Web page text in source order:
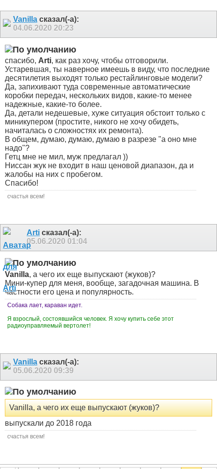
Vanilla сказал(-а):
04.06.2020 20:23
спасибо, Arti, как раз хочу, чтобы отговорили.
Устаревшая, ты наверное имеешь в виду, что последние
десятилетия выходят только рестайлинговые модели?
Да, запихивают туда современные автоматические
коробки передач, нескольких видов, какие-то менее
надежные, какие-то более.
Да, детали недешевые, хуже ситуация обстоит только с
миникупером (простите, никого не хочу обидеть,
начиталась о сложностях их ремонта).
В общем, думаю, думаю, думаю в разрезе "а оно мне
надо"?
Гетц мне не мил, муж предлагал ))
Ниссан жук не входит в наш ценовой диапазон, да и
жалобы на них с пробегом.
Спасибо!
счастья всем!
Arti сказал(-а):
05.06.2020 01:04
Vanilla, а чего их еще выпускают (жуков)?
Мини-купер для меня, вообще, загадочная машина. В
частности его цена и популярность.
Собака лает, караван идет.
Я взрослый, состоявшийся человек. Я хочу купить себе этот
радиоуправляемый вертолет!
Vanilla сказал(-а):
05.06.2020 09:39
Vanilla, а чего их еще выпускают (жуков)?
выпускали до 2018 года
счастья всем!